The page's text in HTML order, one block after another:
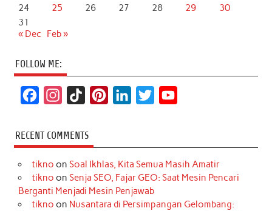
24
25 26 27 28 29
30
31
« Dec
Feb »
FOLLOW ME:
c
e
b
o
s
t
a
r
k
T
o
k
t
e
r
e
k
e
d
I
t
t
r
T
u
e
RECENT COMMENTS
tikno on Soal Ikhlas, Kita Semua Masih Amatir
tikno on Senja SEO, Fajar GEO: Saat Mesin Pencari
Berganti Menjadi Mesin Penjawab
tikno on Nusantara di Persimpangan Gelombang: